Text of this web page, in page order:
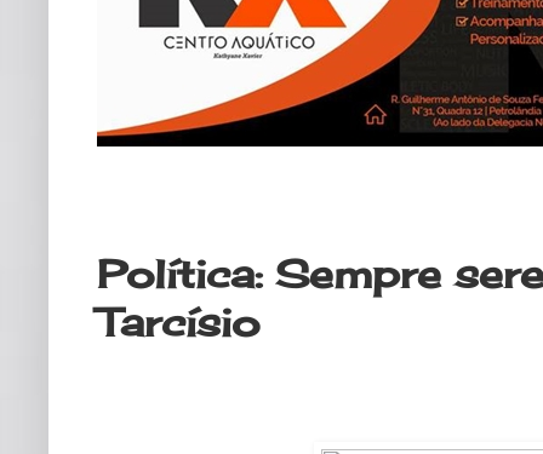
Política: Sempre
Tarcísio